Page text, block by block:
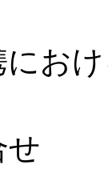
にお
せ